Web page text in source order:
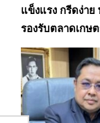
แข็งแรง กรีดง่าย
รองรับตลาดเกษ